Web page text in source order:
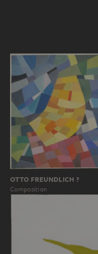
OTTO FREUNDLICH ?
Composition